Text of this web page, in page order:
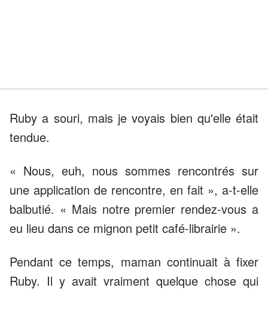
Ruby a souri, mais je voyais bien qu'elle était
tendue.
« Nous, euh, nous sommes rencontrés sur
une application de rencontre, en fait », a-t-elle
balbutié. « Mais notre premier rendez-vous a
eu lieu dans ce mignon petit café-librairie ».
Pendant ce temps, maman continuait à fixer
Ruby. Il y avait vraiment quelque chose qui